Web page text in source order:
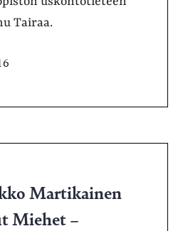
Tairaa.
Martikainen
Miehet –